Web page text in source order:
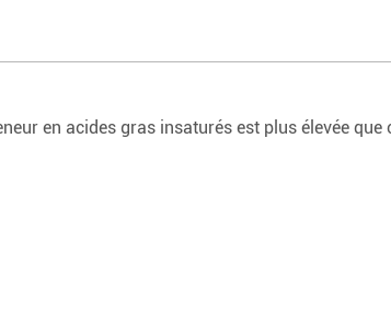
en acides gras insaturés est plus élevée que